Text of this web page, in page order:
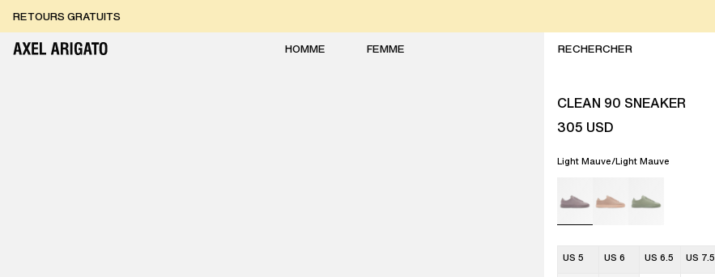
RETOURS GRATUITS
LIVRAISON EXPRESS GRATUITE
HOMME
FEMME
CLEAN 90 SNEAKER
305 USD
Light Mauve/Light Mauve
US 5 US 6 US 6.5 US 7.5